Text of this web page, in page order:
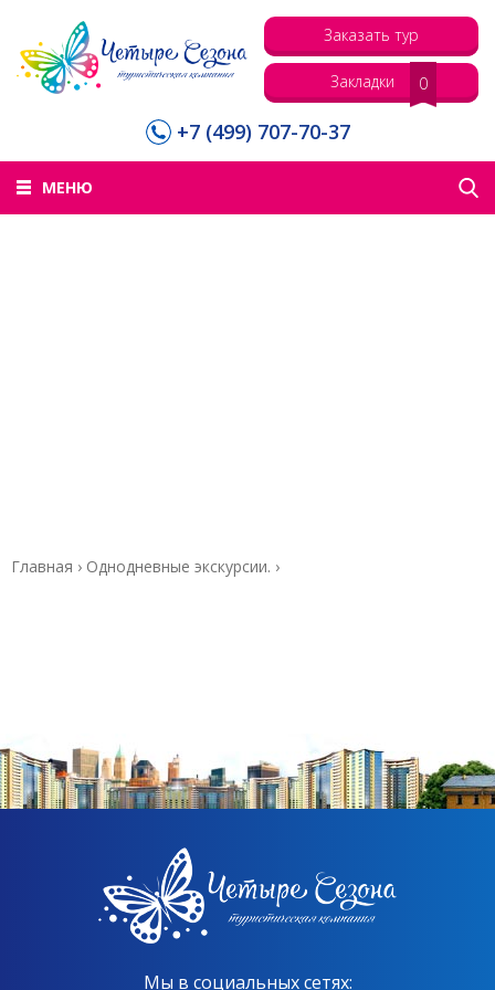
Заказать тур
Закладки 0
+7 (499) 707-70-37
МЕНЮ
Главная › Однодневные экскурсии. ›
Мы в социальных сетях: